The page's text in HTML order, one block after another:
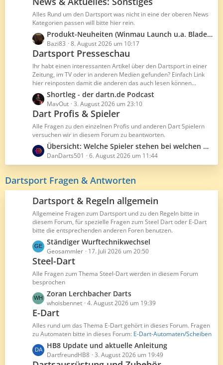
r
g
e
t
z
t
e
B
e
i
t
r
ä
g
e
Alles Rund um den Dartsport was nicht in eine der oberen News
Kategorien passen will bitte hier rein.
L
e
t
z
t
e
B
e
i
t
r
ä
g
e
Produkt-Neuheiten (Winmau Launch u.a. Blade 5 Dual Core)
Bazi83 8. August 2026 um 10:17
Dartsport Presseschau
Ihr habt einen interessanten Artikel über den Dartsport in einer
Zeitung, im TV oder in anderen Medien gefunden? Einfach Link
hier reinposten damit die anderen das auch lesen können...
L
e
t
z
t
e
B
e
t
ä
g
e
Shortleg - der dartn.de Podcast
MavOut 3. August 2026 um 23:10
Dart Profis & Spieler
Alle Fragen zu den einzelnen Profis und anderen Dart Spielern
versuchen wir in diesem Forum zu beantworten.
L
e
t
t
e
B
e
i
t
r
ä
g
e
Übersicht: Welche Spieler stehen bei welchen Herstellern unter Vertrag
DanDarts501 6. August 2026 um 11:44
Dartsport Fragen & Antworten
Dartsport & Regeln allgemein
Allgemeine Fragen zum Dartsport und zu den Regeln bitte in
diesem Forum, für spezielle Fragen zum Steel Dart oder E-Dart
bitte die entsprechenden anderen Foren benutzen.
L
e
t
z
t
e
B
e
i
t
ä
g
Ständiger Wurftechnikwechsel
Geosammler 17. Juli 2026 um 20:50
Steel-Dart
Alle Fragen zum Thema Steel-Dart werden in diesem Forum
besprochen
L
e
t
z
t
e
B
Zoran Lerchbacher Darts
whoisbennet 4. August 2026 um 19:39
E-Dart
Alles rund um das Thema E-Dart gehört in dieses Forum. Fragen
zu Automaten bitte in dieses Forum: E-Dart-Automaten/Scheiben
L
e
HB8 Update und aktuelle Anleitung
DartfreundHB8 3. August 2026 um 19:49